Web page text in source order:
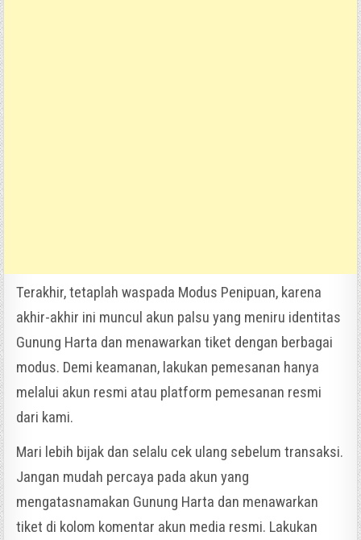
Terakhir, tetaplah waspada Modus Penipuan, karena
akhir-akhir ini muncul akun palsu yang meniru identitas
Gunung Harta dan menawarkan tiket dengan berbagai
modus. Demi keamanan, lakukan pemesanan hanya
melalui akun resmi atau platform pemesanan resmi
dari kami.
Mari lebih bijak dan selalu cek ulang sebelum transaksi.
Jangan mudah percaya pada akun yang
mengatasnamakan Gunung Harta dan menawarkan
tiket di kolom komentar akun media resmi. Lakukan